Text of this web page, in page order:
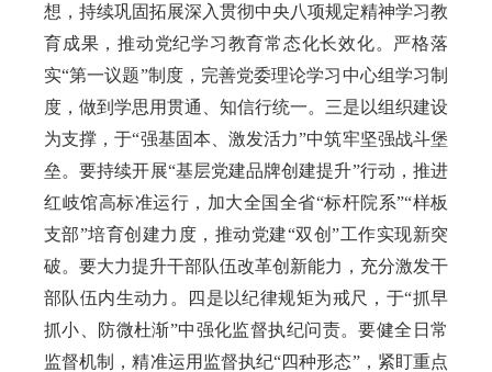
想，持续巩固拓展深入贯彻中央八项规定精神学习教
育成果，推动党纪学习教育常态化长效化。严格落
实“第一议题”制度，完善党委理论学习中心组学习制
度，做到学思用贯通、知信行统一。三是以组织建设
为支撑，于“强基固本、激发活力”中筑牢坚强战斗堡
垒。要持续开展“基层党建品牌创建提升”行动，推进
红岐馆高标准运行，加大全国全省“标杆院系”“样板
支部”培育创建力度，推动党建“双创”工作实现新突
破。 要大力提升干部队伍改革创新能力，充分激发干
部队伍内生动力。四是以纪律规矩为戒尺，于“抓早
抓小、防微杜渐”中强化监督执纪问责。要健全日常
监督机制，精准运用监督执纪“四种形态”，紧盯重点